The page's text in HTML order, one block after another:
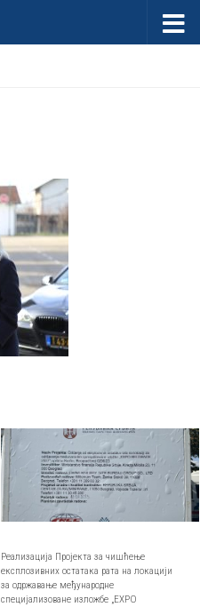
Реализација Пројекта за чишћење
експлозивних остатака рата на локацији
за одржавање међународне
специјализоване изложбе „EXPO